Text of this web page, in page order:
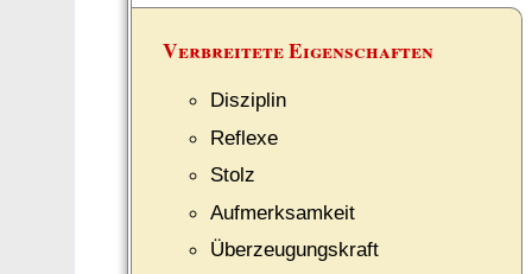
Verbreitete Eigenschaften
Disziplin
Reflexe
Stolz
Aufmerksamkeit
Überzeugungskraft